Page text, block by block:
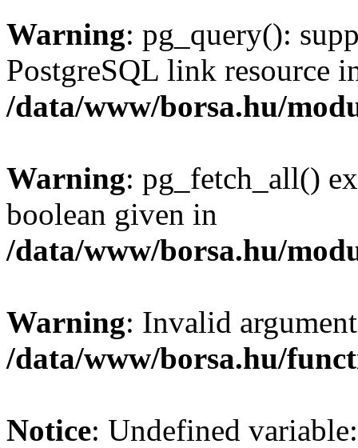
Warning: pg_query():
PostgreSQL link resource
/data/www/borsa.hu/
Warning: pg_fetch_all()
boolean given in
/data/www/borsa.hu/
Warning: Invalid
/data/www/borsa.hu/
Notice: Undefined